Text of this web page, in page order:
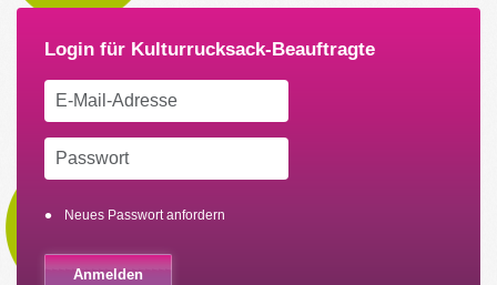
Neues Passwort anfordern